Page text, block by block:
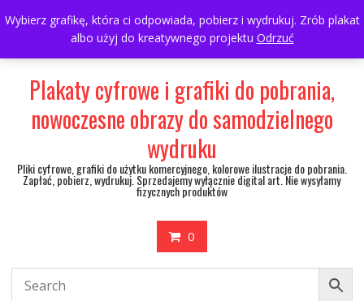
Wybierz grafikę, która ci odpowiada, pobierz i wydrukuj. Zrób plakat
albo użyj do kreatywnego projektu Odrzuć
to
697063361
walulik@gmail.com
My Account
Plakaty cyfrowe i grafiki do pobrania,
nowoczesne obrazy do samodzielnego
wydruku
Pliki cyfrowe, grafiki do użytku komercyjnego, kolorowe ilustracje do pobrania.
Zapłać, pobierz, wydrukuj. Sprzedajemy wyłącznie digital art. Nie wysyłamy
fizycznych produktów
0